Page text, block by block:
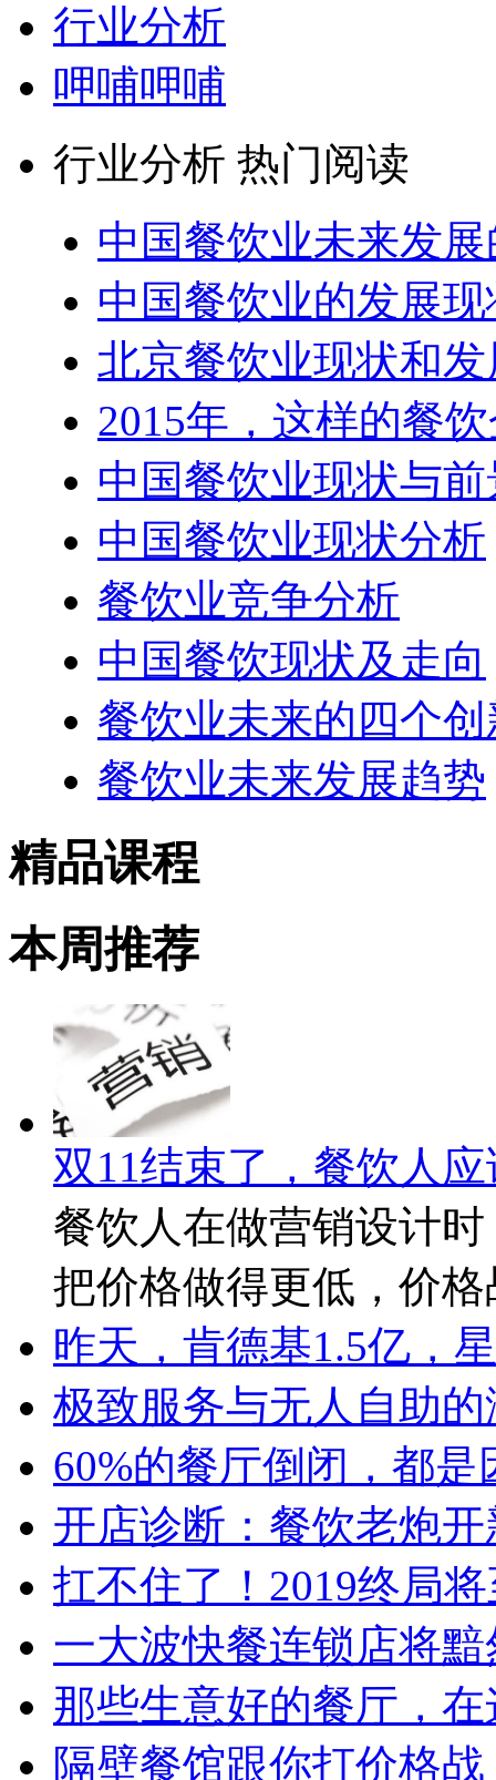
行业分析
呷哺呷哺
行业分析 热门阅读
中国餐饮业未来发
中国餐饮业的发展
北京餐饮业现状和
2015年，这样的餐
中国餐饮业现状与
中国餐饮业现状分析
餐饮业竞争分析
中国餐饮现状及走向
餐饮业未来的四个
餐饮业未来发展趋势
精品课程
本周推荐
双11结束了，餐饮人
餐饮人在做营销设计
把价格做得更低，价
昨天，肯德基1.5亿，
极致服务与无人自助
60%的餐厅倒闭，都
开店诊断：餐饮老炮
扛不住了！2019终局
一大波快餐连锁店将
那些生意好的餐厅，
隔壁餐馆跟你打价格